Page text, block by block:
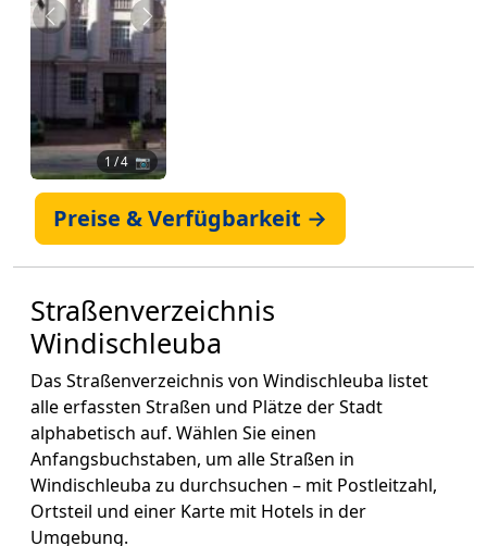
Zurück Weiter
1 / 4 📷
Preise & Verfügbarkeit →
Straßenverzeichnis
Windischleuba
Das Straßenverzeichnis von Windischleuba listet
alle erfassten Straßen und Plätze der Stadt
alphabetisch auf. Wählen Sie einen
Anfangsbuchstaben, um alle Straßen in
Windischleuba zu durchsuchen – mit Postleitzahl,
Ortsteil und einer Karte mit Hotels in der
Umgebung.